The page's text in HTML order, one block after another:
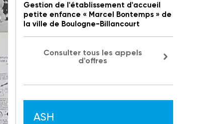
Gestion de l'établissement d'accueil
petite enfance « Marcel Bontemps » de
la ville de Boulogne-Billancourt
Consulter tous les appels
d'offres
ASH